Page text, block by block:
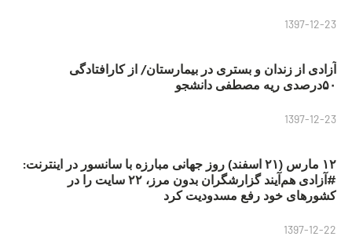
1397-12-23
آزادی از زندان و بستری در بیمارستان/ از کارافتادگی
۵۰درصدی ریه مصطفی دانشجو
1397-12-23
۱۲ مارس (۲۱ اسفند) روز جهانی مبارزه با سانسور در اینترنت:
#آزادی هم‌آیند گزارشگران‌ بدون مرز، ۲۲ سایت را در
کشورهای خود رفع مسدودیت کرد
1397-12-22